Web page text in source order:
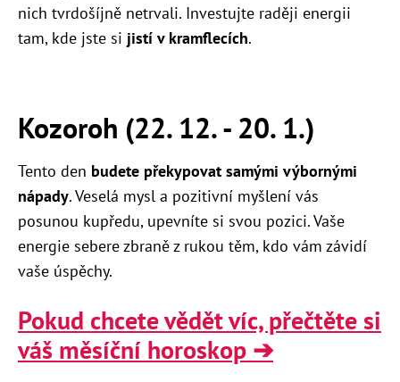
nich tvrdošíjně netrvali. Investujte raději energii
tam, kde jste si jistí v kramflecích.
Kozoroh (22. 12. - 20. 1.)
Tento den budete překypovat samými výbornými
nápady. Veselá mysl a pozitivní myšlení vás
posunou kupředu, upevníte si svou pozici. Vaše
energie sebere zbraně z rukou těm, kdo vám závidí
vaše úspěchy.
Pokud chcete vědět víc, přečtěte si
váš měsíční horoskop ➔